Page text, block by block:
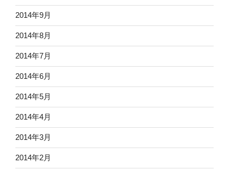
2014年9月
2014年8月
2014年7月
2014年6月
2014年5月
2014年4月
2014年3月
2014年2月